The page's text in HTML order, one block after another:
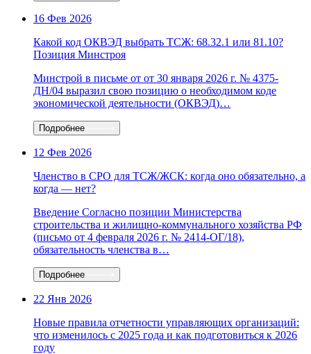
16 Фев 2026
Какой код ОКВЭД выбрать ТСЖ: 68.32.1 или 81.10?
Позиция Минстроя
Минстрой в письме от от 30 января 2026 г. № 4375-
ДН/04 выразил свою позицию о необходимом коде
экономической деятельности (ОКВЭД)…
Подробнее
12 Фев 2026
Членство в СРО для ТСЖ/ЖСК: когда оно обязательно, а
когда — нет?
Введение Согласно позиции Министерства
строительства и жилищно-коммунального хозяйства РФ
(письмо от 4 февраля 2026 г. № 2414-ОГ/18),
обязательность членства в…
Подробнее
22 Янв 2026
Новые правила отчетности управляющих организаций:
что изменилось с 2025 года и как подготовиться к 2026
году